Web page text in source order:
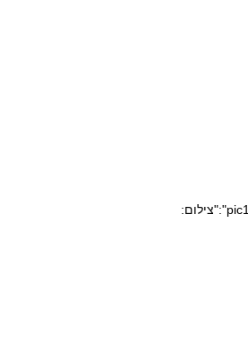
pic1.yit.co.il/picserver5/crop_images/2020/08/05/10153094/10153094_0_0_640_360_0_large.jpg","caption":"","credit":"צילום: